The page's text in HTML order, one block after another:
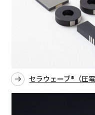
セラウェーブ®（圧電